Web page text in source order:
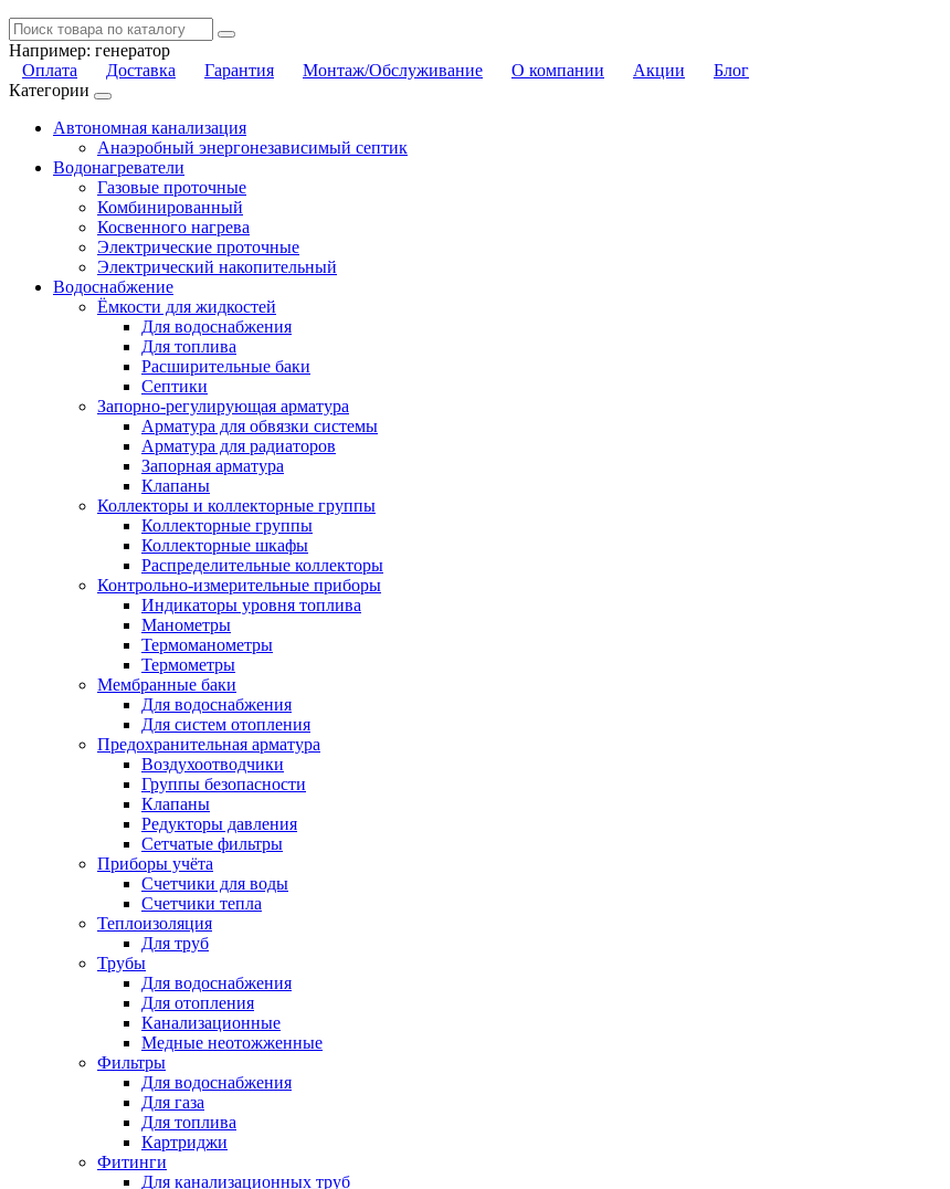
Например: генератор
Оплата
Доставка Гарантия Монтаж/Обслуживание О компании Акции
Блог
Категории
Автономная канализация
Анаэробный энергонезависимый септик
Водонагреватели
Газовые проточные
Комбинированный
Косвенного нагрева
Электрические проточные
Электрический накопительный
Водоснабжение
Ёмкости для жидкостей
Для водоснабжения
Для топлива
Расширительные баки
Септики
Запорно-регулирующая арматура
Арматура для обвязки системы
Арматура для радиаторов
Запорная арматура
Клапаны
Коллекторы и коллекторные группы
Коллекторные группы
Коллекторные шкафы
Распределительные коллекторы
Контрольно-измерительные приборы
Индикаторы уровня топлива
Манометры
Термоманометры
Термометры
Мембранные баки
Для водоснабжения
Для систем отопления
Предохранительная арматура
Воздухоотводчики
Группы безопасности
Клапаны
Редукторы давления
Сетчатые фильтры
Приборы учёта
Счетчики для воды
Счетчики тепла
Теплоизоляция
Для труб
Трубы
Для водоснабжения
Для отопления
Канализационные
Медные неотожженные
Фильтры
Для водоснабжения
Для газа
Для топлива
Картриджи
Фитинги
Для канализационных труб